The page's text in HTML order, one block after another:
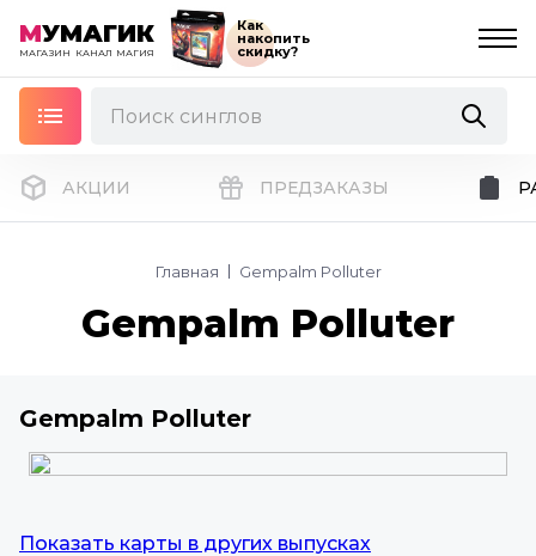
МУМАГИК
МАГАЗИН КАНАЛ МАГИЯ
Как
накопить
скидку?
АКЦИИ ПРЕДЗАКАЗЫ
Главная Gempalm Polluter
Gempalm Polluter
Gempalm Polluter
Показать карты в других выпусках